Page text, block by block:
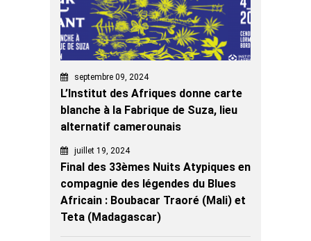
septembre 09, 2024
L’Institut des Afriques donne carte
blanche à la Fabrique de Suza, lieu
alternatif camerounais
juillet 19, 2024
Final des 33èmes Nuits Atypiques en
compagnie des légendes du Blues
Africain : Boubacar Traoré (Mali) et
Teta (Madagascar)